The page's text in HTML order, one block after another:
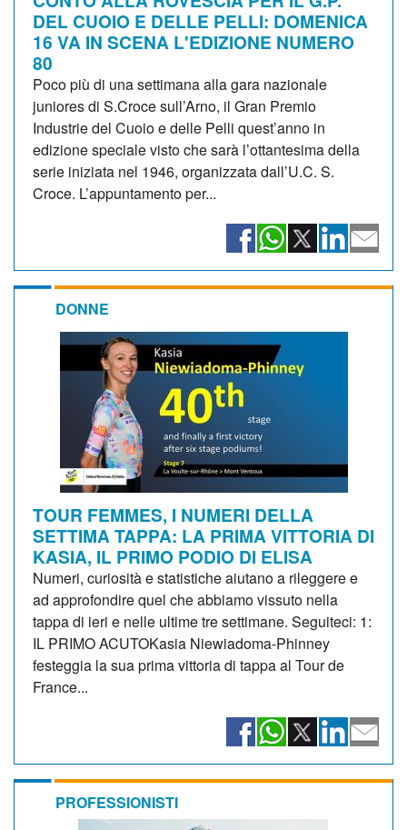
DEL CUOIO E DELLE PELLI: DOMENICA
16 VA IN SCENA L'EDIZIONE NUMERO
80
Poco più di una settimana alla gara nazionale
juniores di S.Croce sull’Arno, il Gran Premio
Industrie del Cuoio e delle Pelli quest’anno in
edizione speciale visto che sarà l’ottantesima della
serie iniziata nel 1946, organizzata dall’U.C. S.
Croce. L’appuntamento per...
DONNE
TOUR FEMMES, I NUMERI DELLA
SETTIMA TAPPA: LA PRIMA VITTORIA DI
KASIA, IL PRIMO PODIO DI ELISA
Numeri, curiosità e statistiche aiutano a rileggere e
ad approfondire quel che abbiamo vissuto nella
tappa di ieri e nelle ultime tre settimane. Seguiteci: 1:
IL PRIMO ACUTOKasia Niewiadoma-Phinney
festeggia la sua prima vittoria di tappa al Tour de
France...
PROFESSIONISTI